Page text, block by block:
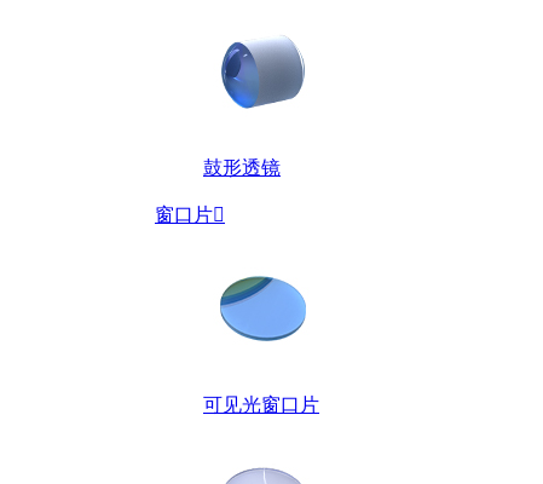
鼓形透镜
窗口片
可见光窗口片